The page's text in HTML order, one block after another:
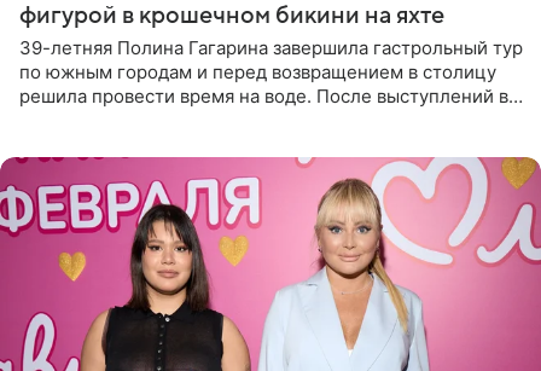
фигурой в крошечном бикини на яхте
39-летняя Полина Гагарина завершила гастрольный тур
по южным городам и перед возвращением в столицу
решила провести время на воде. После выступлений в